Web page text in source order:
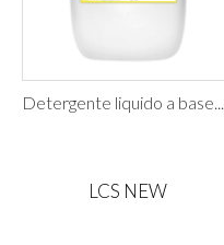
Detergente liquido a base...
LCS NEW